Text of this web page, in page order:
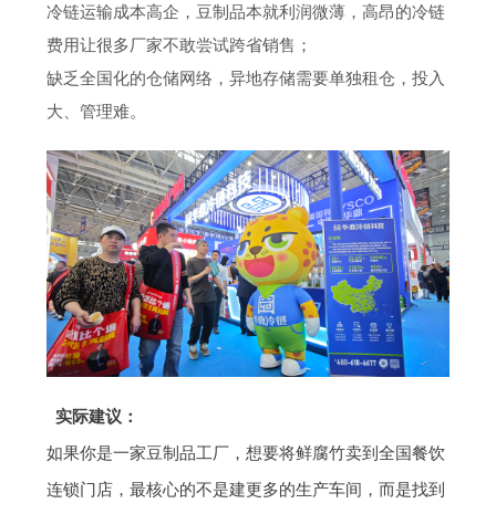
冷链运输成本高企，豆制品本就利润微薄，高昂的冷链
费用让很多厂家不敢尝试跨省销售；
缺乏全国化的仓储网络，异地存储需要单独租仓，投入
大、管理难。
实际建议：
如果你是一家豆制品工厂，想要将鲜腐竹卖到全国餐饮
连锁门店，最核心的不是建更多的生产车间，而是找到